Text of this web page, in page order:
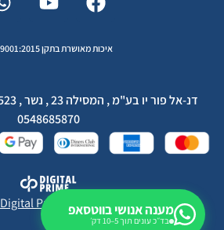
איכות מאושרת בתקן ISO 9001:2015
0548685870
Digital Prime Monetization LTD
מענה אנושי בווטסאפ
בד״כ עונים תוך 5–10 דק׳